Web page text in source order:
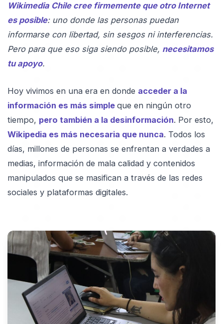
Wikimedia Chile cree firmemente que otro Internet
es posible: uno donde las personas puedan
informarse con libertad, sin sesgos ni interferencias.
Pero para que eso siga siendo posible, necesitamos
tu apoyo.
Hoy vivimos en una era en donde acceder a la
información es más simple que en ningún otro
tiempo, pero también a la desinformación. Por esto,
Wikipedia es más necesaria que nunca. Todos los
días, millones de personas se enfrentan a verdades a
medias, información de mala calidad y contenidos
manipulados que se masifican a través de las redes
sociales y plataformas digitales.